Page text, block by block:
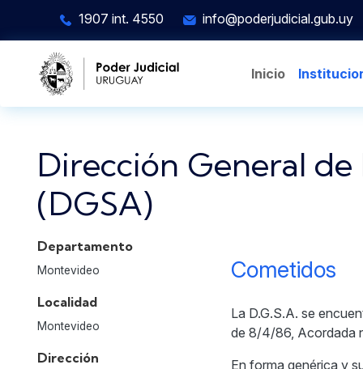
1907 int. 4550 info@poderjudicial.gub.uy
Inicio
Dirección General
(DGSA)
Departamento
Montevideo
Localidad
Montevideo
Dirección
Cometidos
La D.G.S.A. se
de 8/4/86, Acordada
En forma genérica y